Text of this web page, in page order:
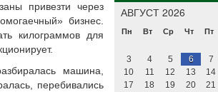
привезти через
бизнес.
килограммов для
машина,
перебивались
АВГУСТ 2026
Пн Вт Ср Чт Пт
3
4 5 6 7
10
11 12 13 14
17
18 19 20 21